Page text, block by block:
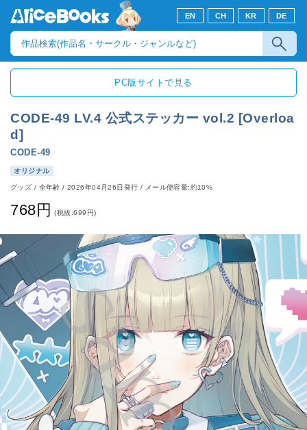
EN CH KR DE
PC版サイトで見る
CODE-49 LV.4 公式ステッカー vol.2 [Overloa
d]
CODE-49
オリジナル
グッズ / 全年齢/2026年04月26日発行 / メール便容量:約10%
768円 (税抜:699円)